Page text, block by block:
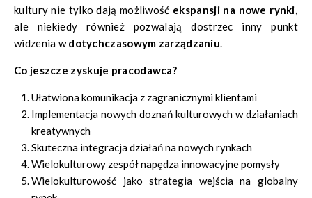
kultury nie tylko dają możliwość ekspansji na nowe rynki,
ale niekiedy również pozwalają dostrzec inny punkt
widzenia wdotychczasowym zarządzaniu.
Co jeszcze zyskuje pracodawca?
Ułatwiona komunikacja z zagranicznymi klientami
Implementacja nowych doznań kulturowych w działaniach
kreatywnych
Skuteczna integracja działań na nowych rynkach
Wielokulturowy zespół napędza innowacyjne pomysły
Wielokulturowość jako strategia wejścia na globalny